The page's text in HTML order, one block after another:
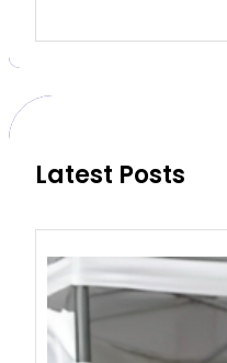
a
c
Latest Posts